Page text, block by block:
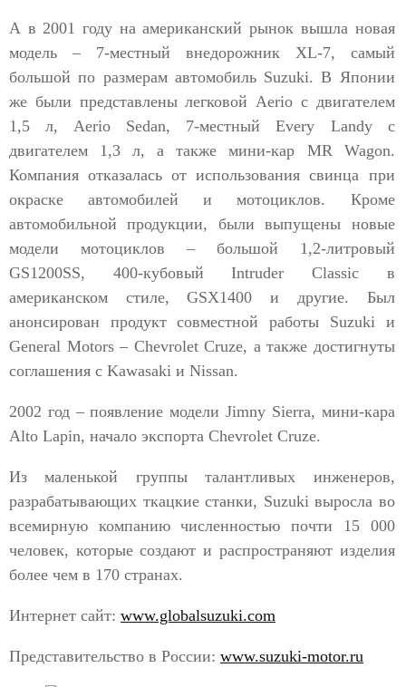
А в 2001 году на американский рынок вышла новая
модель – 7-местный внедорожник XL-7, самый
большой по размерам автомобиль Suzuki. В Японии
же были представлены легковой Aerio с двигателем
1,5 л, Aerio Sedan, 7-местный Every Landy с
двигателем 1,3 л, а также мини-кар MR Wagon.
Компания отказалась от использования свинца при
окраске автомобилей и мотоциклов. Кроме
автомобильной продукции, были выпущены новые
модели мотоциклов – большой 1,2-литровый
GS1200SS, 400-кубовый Intruder Classic в
американском стиле, GSX1400 и другие. Был
анонсирован продукт совместной работы Suzuki и
General Motors – Chevrolet Cruze, а также достигнуты
соглашения с Kawasaki и Nissan.
2002 год – появление модели Jimny Sierra, мини-кара
Alto Lapin, начало экспорта Chevrolet Cruze.
Из маленькой группы талантливых инженеров,
разрабатывающих ткацкие станки, Suzuki выросла во
всемирную компанию численностью почти 15 000
человек, которые создают и распространяют изделия
более чем в 170 странах.
Интернет сайт: www.globalsuzuki.com
Представительство в России: www.suzuki-motor.ru